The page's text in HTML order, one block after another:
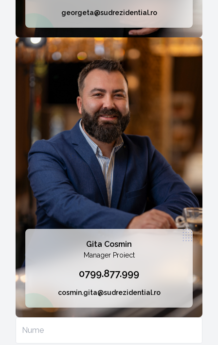
georgeta@sudrezidential.ro
Gita Cosmin
Manager Proiect
0799.877.999
cosmin.gita@sudrezidential.ro